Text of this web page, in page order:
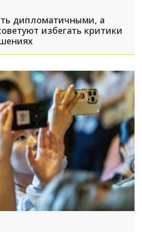
дипломатичными, а
избегать критики